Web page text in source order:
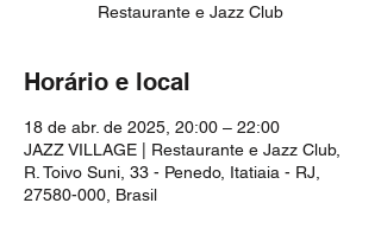
Restaurante e Jazz Club
Horário e local
18 de abr. de 2025, 20:00 – 22:00
JAZZ VILLAGE | Restaurante e Jazz Club,
R. Toivo Suni, 33 - Penedo, Itatiaia - RJ,
27580-000, Brasil